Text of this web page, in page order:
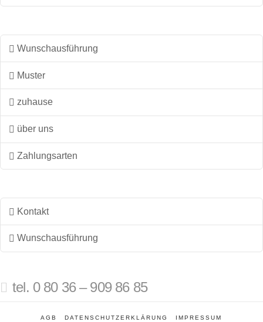
Wunschausführung
Muster
zuhause
über uns
Zahlungsarten
Kontakt
Wunschausführung
tel. 0 80 36 – 909 86 85
AGB DATENSCHUTZERKLÄRUNG IMPRESSUM